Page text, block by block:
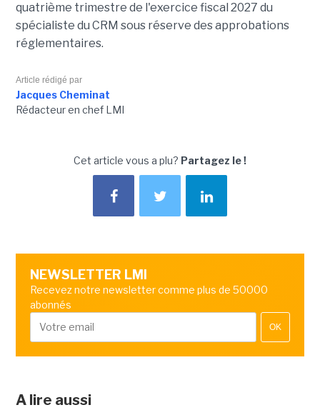
quatrième trimestre de l'exercice fiscal 2027 du
spécialiste du CRM sous réserve des approbations
réglementaires.
Article rédigé par
Jacques Cheminat
Rédacteur en chef LMI
Cet article vous a plu? Partagez le !
NEWSLETTER LMI
Recevez notre newsletter comme plus de 50000
abonnés
OK
A lire aussi